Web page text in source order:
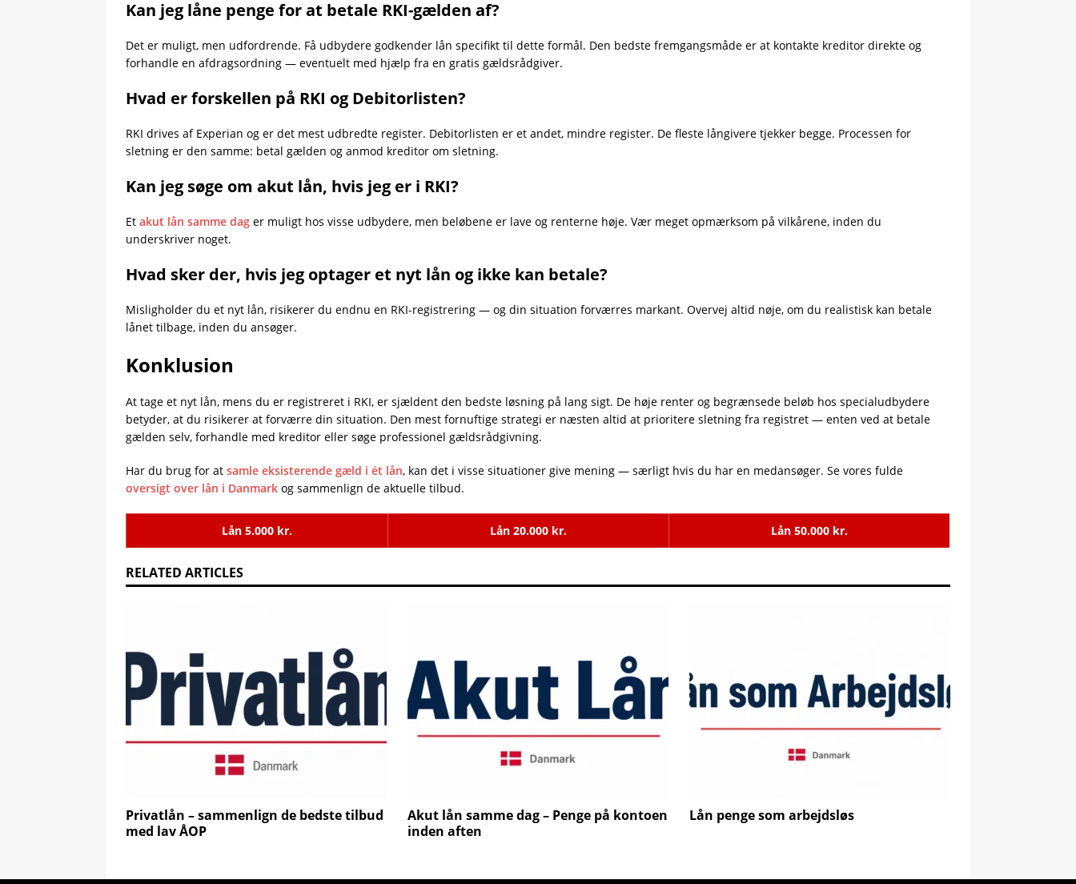
Kan jeg låne penge for at betale RKI-gælden af?
Det er muligt, men udfordrende. Få udbydere godkender lån specifikt til dette formål. Den bedste fremgangsmåde er at kontakte kreditor direkte og
forhandle en afdragsordning — eventuelt med hjælp fra en gratis gældsrådgiver.
Hvad er forskellen på RKI og Debitorlisten?
RKI drives af Experian og er det mest udbredte register. Debitorlisten er et andet, mindre register. De fleste långivere tjekker begge. Processen for
sletning er den samme: betal gælden og anmod kreditor om sletning.
Kan jeg søge om akut lån, hvis jeg er i RKI?
Et akut lån samme dag er muligt hos visse udbydere, men beløbene er lave og renterne høje. Vær meget opmærksom på vilkårene, inden du
underskriver noget.
Hvad sker der, hvis jeg optager et nyt lån og ikke kan betale?
Misligholder du et nyt lån, risikerer du endnu en RKI-registrering — og din situation forværres markant. Overvej altid nøje, om du realistisk kan betale
lånet tilbage, inden du ansøger.
Konklusion
At tage et nyt lån, mens du er registreret i RKI, er sjældent den bedste løsning på lang sigt. De høje renter og begrænsede beløb hos specialudbydere
betyder, at du risikerer at forværre din situation. Den mest fornuftige strategi er næsten altid at prioritere sletning fra registret — enten ved at betale
gælden selv, forhandle med kreditor eller søge professionel gældsrådgivning.
Har du brug for at samle eksisterende gæld i ét lån, kan det i visse situationer give mening — særligt hvis du har en medansøger. Se vores fulde
oversigt over lån i Danmark og sammenlign de aktuelle tilbud.
Lån 5.000 kr. Lån 20.000 kr. Lån 50.000 kr.
RELATED ARTICLES
Privatlån – sammenlign de bedste tilbud
med lav ÅOP
Akut lån samme dag – Penge på kontoen
inden aften
Lån penge som arbejdsløs